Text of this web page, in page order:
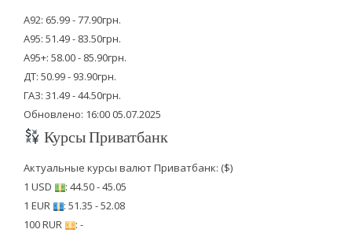
А92: 65.99 - 77.90грн.
А95: 51.49 - 83.50грн.
А95+: 58.00 - 85.90грн.
ДТ: 50.99 - 93.90грн.
ГАЗ: 31.49 - 44.50грн.
Обновлено: 16:00 05.07.2025
Курсы Приватбанк
Актуальные курсы валют Приватбанк: ($)
1 USD
: 44.50 - 45.05
1 EUR
: 51.35 - 52.08
100 RUR
: -